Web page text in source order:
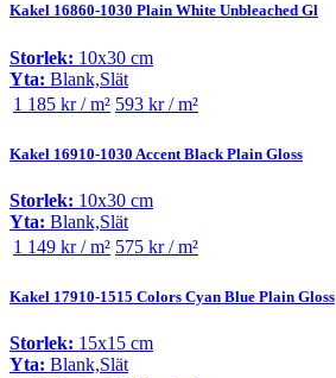
Kakel 16860-1030 Plain White Unbleached Gl
Storlek: 10x30 cm
Yta: Blank,Slät
1 185 kr / m² 593 kr / m²
Kakel 16910-1030 Accent Black Plain Gloss
Storlek: 10x30 cm
Yta: Blank,Slät
1 149 kr / m² 575 kr / m²
Kakel 17910-1515 Colors Cyan Blue Plain Gloss
Storlek: 15x15 cm
Yta: Blank,Slät